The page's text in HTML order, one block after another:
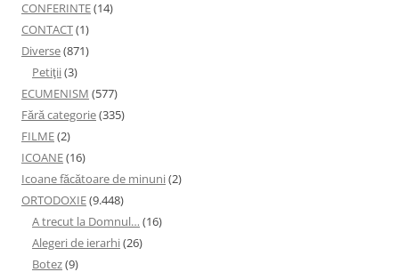
CONFERINTE(14)
CONTACT(1)
Diverse(871)
Petiţii(3)
ECUMENISM (577)
Fără categorie(335)
FILME(2)
ICOANE(16)
Icoane făcătoare de minuni(2)
ORTODOXIE(9.448)
A trecut la Domnul… (16)
Alegeri de ierarhi(26)
Botez(9)